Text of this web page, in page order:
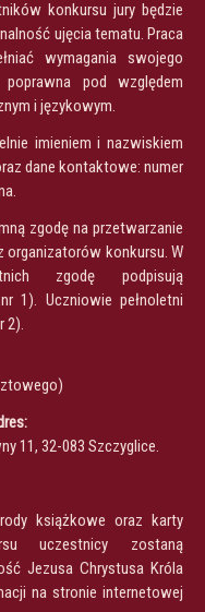
konkursu jury będzie
ujęcia tematu. Praca
wymagania swojego
pod względem
i językowym.
imieniem i nazwiskiem
dane kontaktowe: numer
zgodę na przetwarzanie
organizatorów konkursu. W
zgodę podpisują
1). Uczniowie pełnoletni
2).
11, 32-083 Szczyglice.
książkowe oraz karty
uczestnicy zostaną
Jezusa Chrystusa Króla
na stronie internetowej